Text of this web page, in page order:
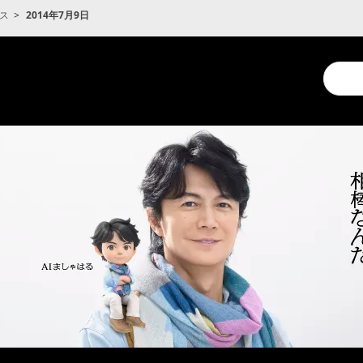
2014年7月9日
a
search